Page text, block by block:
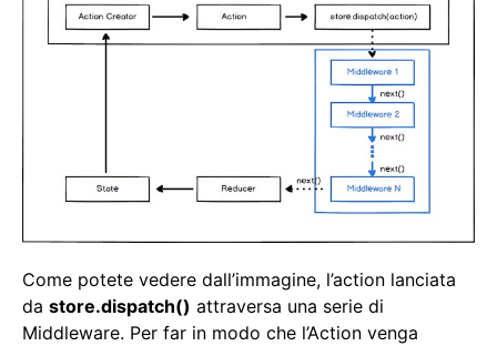
Come potete vedere dall’immagine, l’action lanciata
da store.dispatch() attraversa una serie di
Middleware. Per far in modo che l’Action venga